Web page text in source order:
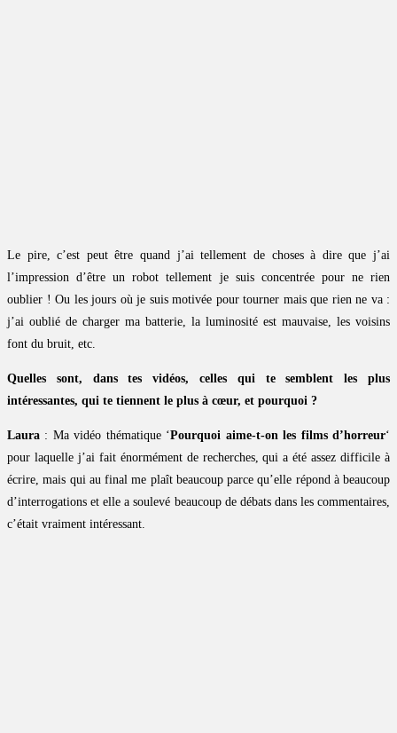
Le pire, c’est peut être quand j’ai tellement de choses à dire que j’ai
l’impression d’être un robot tellement je suis concentrée pour ne rien
oublier ! Ou les jours où je suis motivée pour tourner mais que rien ne va :
j’ai oublié de charger ma batterie, la luminosité est mauvaise, les voisins
font du bruit, etc.
Quelles sont, dans tes vidéos, celles qui te semblent les plus
intéressantes, qui te tiennent le plus à cœur, et pourquoi ?
Laura : Ma vidéo thématique ‘Pourquoi aime-t-on les films d’horreur‘
pour laquelle j’ai fait énormément de recherches, qui a été assez difficile à
écrire, mais qui au final me plaît beaucoup parce qu’elle répond à beaucoup
d’interrogations et elle a soulevé beaucoup de débats dans les commentaires,
c’était vraiment intéressant.